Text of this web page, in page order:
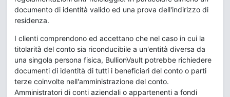
documento di identità valido ed una prova dell'indirizzo di
residenza.
I clienti comprendono ed accettano che nel caso in cui la
titolarità del conto sia riconducibile a un'entità diversa da
una singola persona fisica, BullionVault potrebbe richiedere
documenti di identità di tutti i beneficiari del conto o parti
terze coinvolte nell'amministrazione del conto.
Amministratori di conti aziendali o appartenenti a fondi